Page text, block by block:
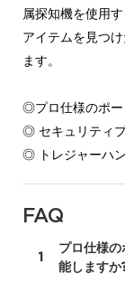
属探知機を使用
アイテムを見つ
ます。
◎プロ仕様のポー
◎ セキュリティ
◎ トレジャーハ
FAQ
1
プロ仕様
能しますか